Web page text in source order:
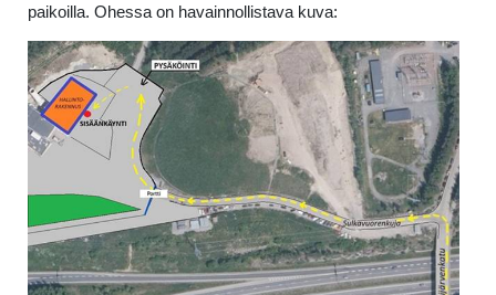
paikoilla. Ohessa on havainnollistava kuva: